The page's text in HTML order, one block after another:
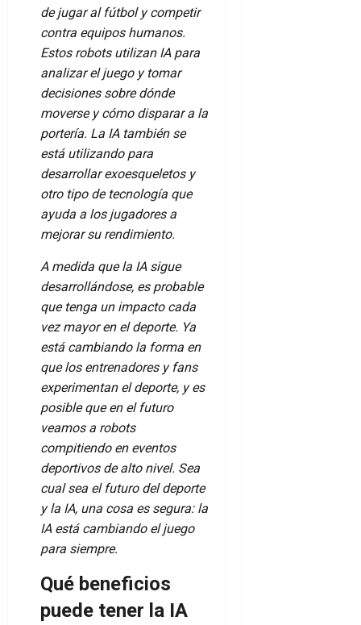
de jugar al fútbol y competir
contra equipos humanos.
Estos robots utilizan IA para
analizar el juego y tomar
decisiones sobre dónde
moverse y cómo disparar a la
portería. La IA también se
está utilizando para
desarrollar exoesqueletos y
otro tipo de tecnología que
ayuda a los jugadores a
mejorar su rendimiento.
A medida que la IA sigue
desarrollándose, es probable
que tenga un impacto cada
vez mayor en el deporte. Ya
está cambiando la forma en
que los entrenadores y fans
experimentan el deporte, y es
posible que en el futuro
veamos a robots
compitiendo en eventos
deportivos de alto nivel. Sea
cual sea el futuro del deporte
y la IA, una cosa es segura: la
IA está cambiando el juego
para siempre.
Qué beneficios
puede tener la IA